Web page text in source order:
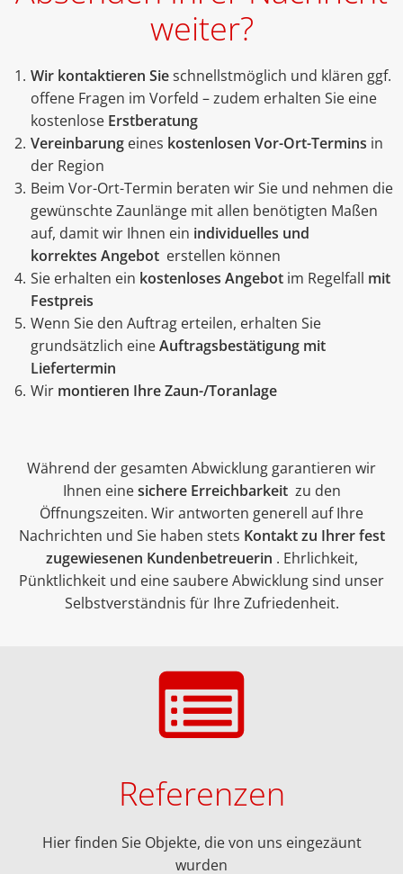
weiter?
Wir kontaktieren Sieschnellstmöglich und klären ggf.
offene Fragen im Vorfeld – zudem erhalten Sie eine
kostenlose Erstberatung
Vereinbarungeines kostenlosen Vor-Ort-Termins in
der Region
Beim Vor-Ort-Termin beraten wir Sie und nehmen die
gewünschte Zaunlänge mit allen benötigten Maßen
auf, damit wir Ihnen ein individuelles und
korrektes Angebot erstellen können
Sie erhalten ein kostenloses Angebotim Regelfall mit
Festpreis
Wenn Sie den Auftrag erteilen, erhalten Sie
grundsätzlich eineAuftragsbestätigung mit
Liefertermin
Wir montieren Ihre Zaun-/Toranlage
Während der gesamten Abwicklung garantieren wir
Ihnen einesichere Erreichbarkeit zu den
Öffnungszeiten. Wir antworten generell auf Ihre
Nachrichten und Sie haben stets Kontakt zu Ihrer fest
zugewiesenen Kundenbetreuerin . Ehrlichkeit,
Pünktlichkeit und eine saubere Abwicklung sind unser
Selbstverständnis für Ihre Zufriedenheit.
Referenzen
Hier finden Sie Objekte, die von uns eingezäunt
wurden